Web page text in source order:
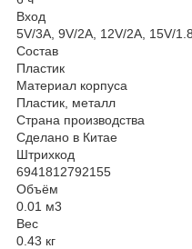
Вход
5V/3A, 9V/2A, 12V/2A, 15V/
Состав
Пластик
Материал корпуса
Пластик, металл
Страна производства
Сделано в Китае
Штрихкод
6941812792155
Объём
0.01 м3
Вес
0.43 кг